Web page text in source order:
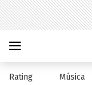
Rating Música